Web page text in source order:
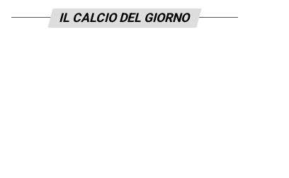
IL CALCIO DEL GIORNO